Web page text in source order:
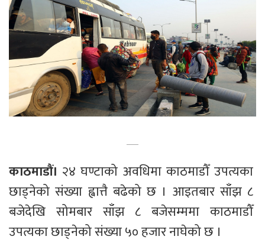
काठमाडौं। २४ घण्टाको अवधिमा काठमाडौँ उपत्यका
छाड्‍नेको संख्या ह्वात्तै बढेको छ । आइतबार साँझ ८
बजेदेखि सोमबार साँझ ८ बजेसम्‍ममा काठमाडौँ
उपत्यका छाड्‍नेको संख्या ५० हजार नाघेको छ ।